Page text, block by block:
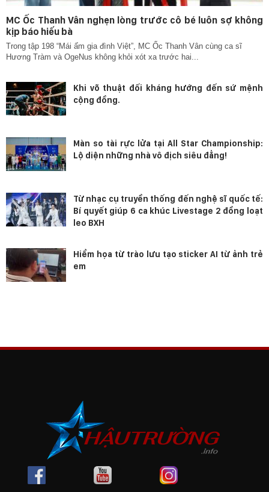
MC Ốc Thanh Vân nghẹn lòng trước cô bé luôn sợ không
kịp báo hiếu bà
Trong tập 198 “Mái ấm gia đình Việt”, MC Ốc Thanh Vân cùng ca sĩ
Hương Tràm và OgeNus không khỏi xót xa trước hai...
Khi võ thuật đối kháng hướng đến sứ mệnh
cộng đồng.
Màn so tài rực lửa tại All Star Championship:
Lộ diện những nhà vô địch siêu đẳng!
Từ nhạc cụ truyền thống đến nghệ sĩ quốc tế:
Bí quyết giúp 6 ca khúc Livestage 2 đồng loạt
leo BXH
Hiểm họa từ trào lưu tạo sticker AI từ ảnh trẻ
em